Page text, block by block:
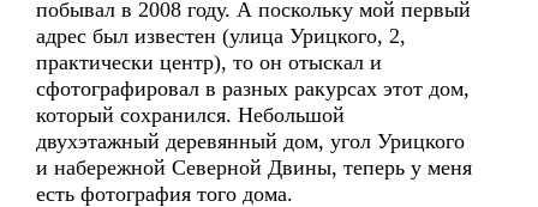
побывал в 2008 году. А поскольку мой первый
адрес был известен (улица Урицкого, 2,
практически центр), то он отыскал и
сфотографировал в разных ракурсах этот дом,
который сохранился. Небольшой
двухэтажный деревянный дом, угол Урицкого
и набережной Северной Двины, теперь у меня
есть фотография того дома.